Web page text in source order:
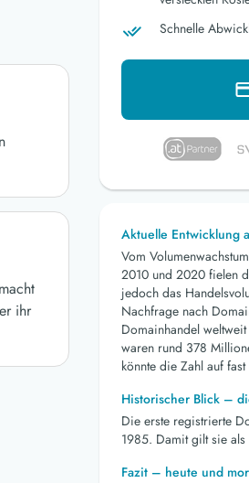
ihr
Schnelle
Aktuelle Entwicklung
Vom
2010 und 2020 fielen
jedoch das
Nachfrage nach
Domainhandel
waren rund 378
könnte die Zahl auf
Historischer Blick –
Die erste registrierte
1985. Damit gilt sie
Fazit – heute und